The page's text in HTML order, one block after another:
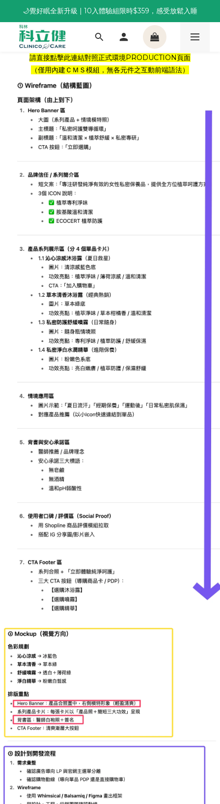
董事長推薦保養組合｜體驗價 $1,800 起，最高享 6 折
🌙覺好眠全新升級 | 10入體驗組限時$359，感受放鬆入睡
董事長推薦保養組合｜體驗價 $1,800 起，最高享 6 折
請直接點擊此連結對照正式環境PRODUCTION頁面
（僅用內建ＣＭＳ模組，無各元件之互動前端語法）